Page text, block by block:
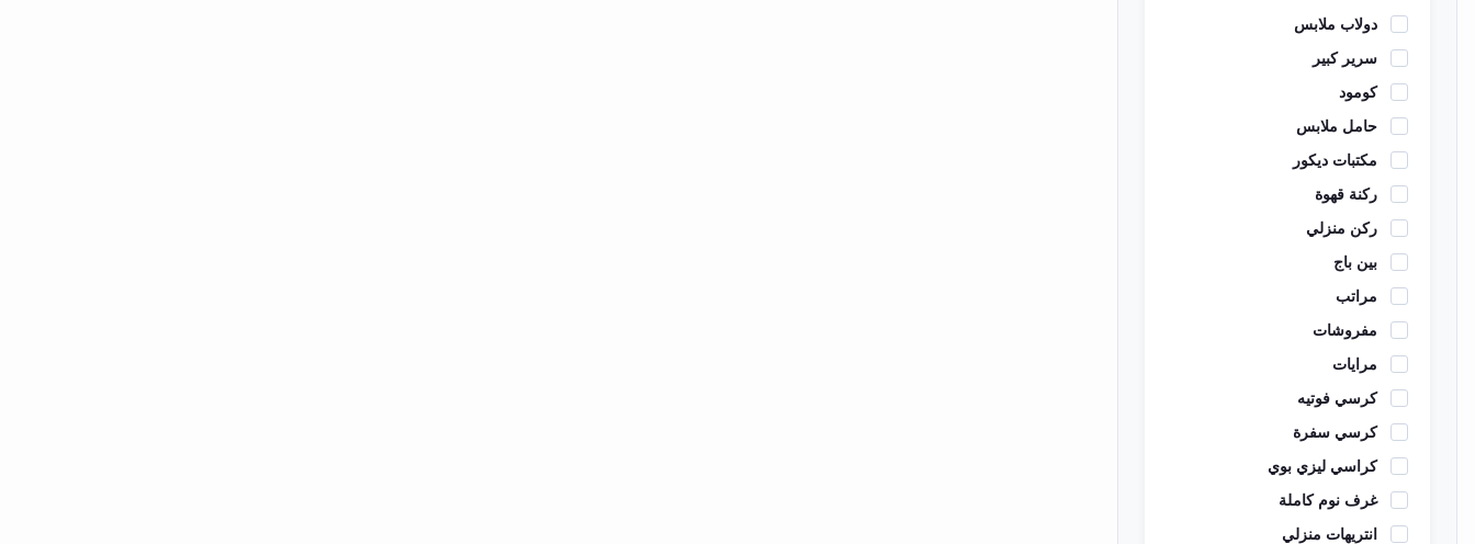
دولاب ملابس
سرير كبير
كومود
حامل ملابس
مكتبات ديكور
ركنة قهوة
ركن منزلي
بين باج
مراتب
مفروشات
مرايات
كرسي فوتيه
كرسي سفرة
كراسي ليزي بوي
غرف نوم كاملة
انتريهات منزلي